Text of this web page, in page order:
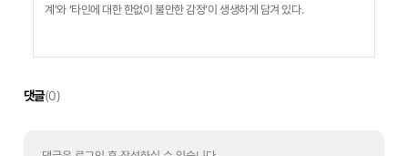
계’와 ‘타인에 대한 한없이 불안한 감정’이 생생하게 담겨 있다.
댓글(0)